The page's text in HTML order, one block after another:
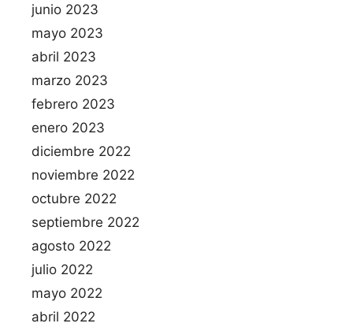
junio 2023
mayo 2023
abril 2023
marzo 2023
febrero 2023
enero 2023
diciembre 2022
noviembre 2022
octubre 2022
septiembre 2022
agosto 2022
julio 2022
mayo 2022
abril 2022